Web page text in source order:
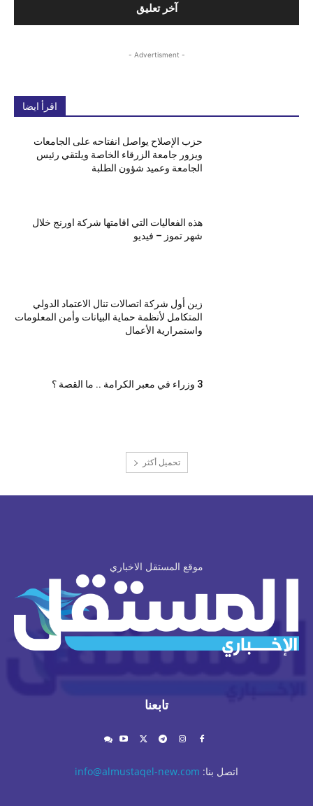
- Advertisment -
اقرأ ايضا
حزب الإصلاح يواصل انفتاحه على الجامعات
ويزور جامعة الزرقاء الخاصة ويلتقي رئيس
الجامعة وعميد شؤون الطلبة
هذه الفعاليات التي اقامتها شركة اورنج خلال
شهر تموز – فيديو
زين أول شركة اتصالات تنال الاعتماد الدولي
المتكامل لأنظمة حماية البيانات وأمن المعلومات
واستمرارية الأعمال
3 وزراء في معبر الكرامة .. ما القصة ؟
تحميل أكثر
موقع المستقل الاخباري
تابعنا
اتصل بنا: info@almustaqel-new.com